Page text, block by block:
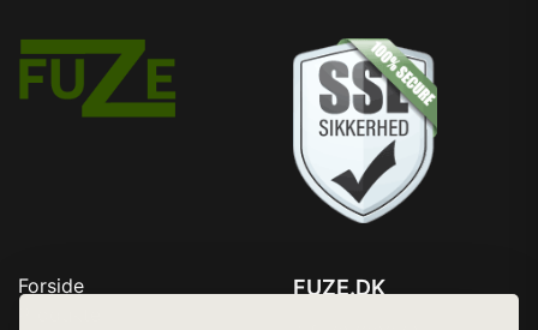
Forside
FUZE.DK